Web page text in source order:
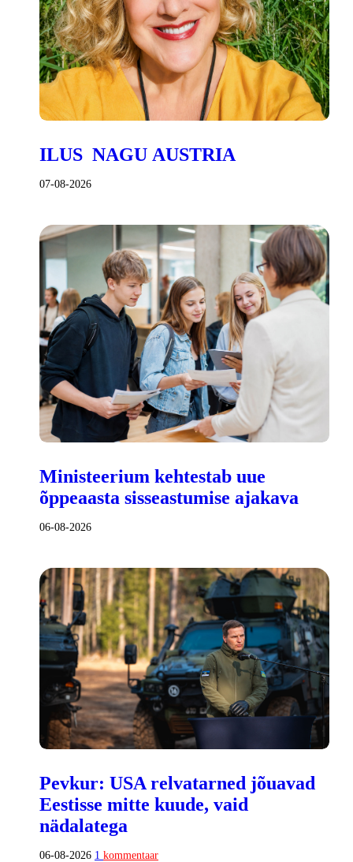
ILUS NAGU AUSTRIA
07-08-2026
Ministeerium kehtestab uue
õppeaasta sisseastumise ajakava
06-08-2026
Pevkur: USA relvatarned jõuavad
Eestisse mitte kuude, vaid
nädalatega
06-08-2026 1 kommentaar